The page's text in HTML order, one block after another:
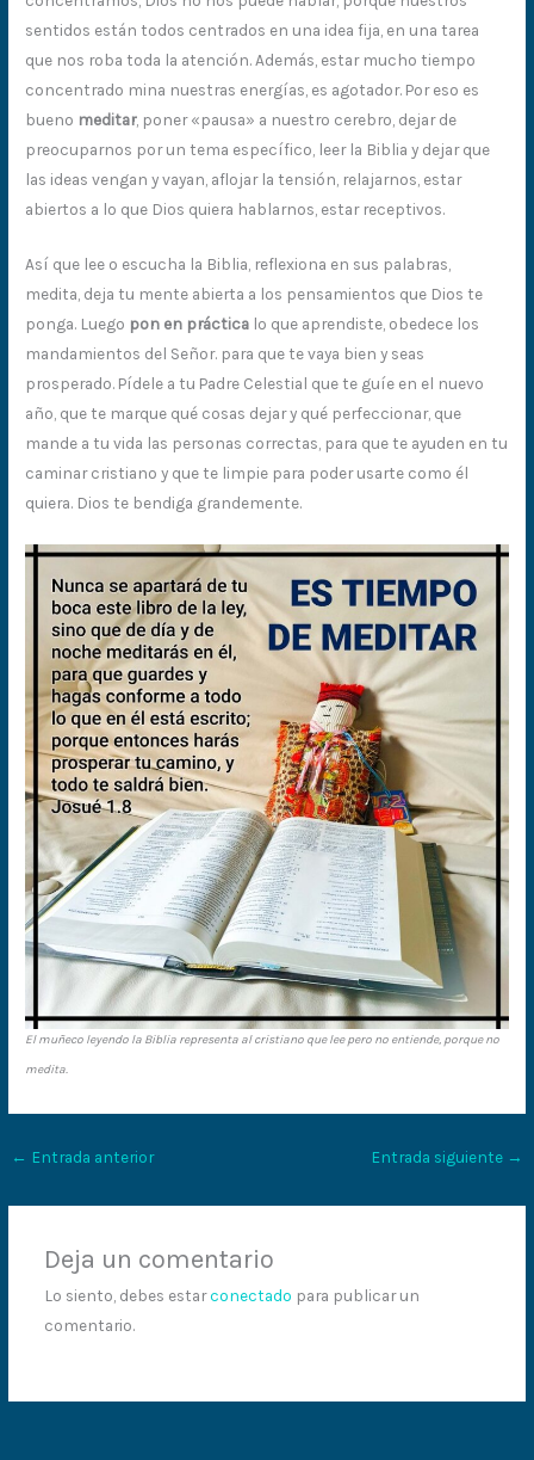
sentidos están todos centrados en una idea fija, en una tarea
que nos roba toda la atención. Además, estar mucho tiempo
concentrado mina nuestras energías, es agotador. Por eso es
bueno meditar, poner «pausa» a nuestro cerebro, dejar de
preocuparnos por un tema específico, leer la Biblia y dejar que
las ideas vengan y vayan, aflojar la tensión, relajarnos, estar
abiertos a lo que Dios quiera hablarnos, estar receptivos.
Así que lee o escucha la Biblia, reflexiona en sus palabras,
medita, deja tu mente abierta a los pensamientos que Dios te
ponga. Luego pon en práctica lo que aprendiste, obedece los
mandamientos del Señor. para que te vaya bien y seas
prosperado. Pídele a tu Padre Celestial que te guíe en el nuevo
año, que te marque qué cosas dejar y qué perfeccionar, que
mande a tu vida las personas correctas, para que te ayuden en tu
caminar cristiano y que te limpie para poder usarte como él
quiera. Dios te bendiga grandemente.
El muñeco leyendo la Biblia representa al cristiano que lee pero no entiende, porque no
medita.
← Entrada anterior Entrada siguiente →
Deja un comentario
Lo siento, debes estarconectado para publicar un
comentario.